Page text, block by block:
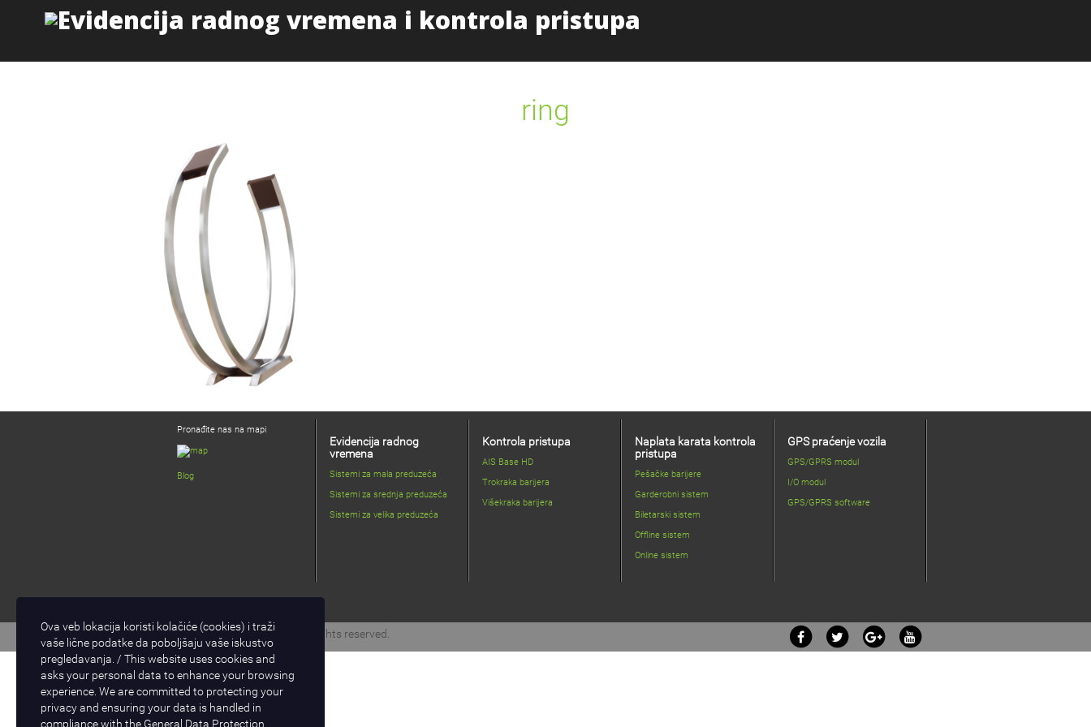
ring
Pronađite nas na mapi
Blog
Evidencija radnog
vremena
Sistemi za mala preduzeća
Sistemi za srednja preduzeća
Sistemi za velika preduzeća
Kontrola pristupa
AIS Base HD
Trokraka barijera
Višekraka barijera
Naplata karata kontrola
pristupa
Pešačke barijere
Garderobni sistem
Biletarski sistem
Offline sistem
Online sistem
GPS praćenje vozila
GPS/GPRS modul
I/O modul
GPS/GPRS software
Copyright © 2017 D-Logic. All rights reserved.
Ova veb lokacija koristi kolačiće (cookies) i traži
vaše lične podatke da poboljšaju vaše iskustvo
pregledavanja. / This website uses cookies and
asks your personal data to enhance your browsing
experience. We are committed to protecting your
privacy and ensuring your data is handled in
compliance with the General Data Protection